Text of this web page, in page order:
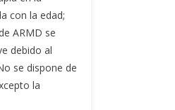
con la edad;
ARMD se
debido al
se dispone de
la